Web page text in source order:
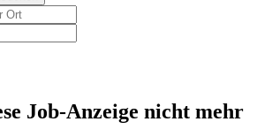
Job-Anzeige nicht mehr